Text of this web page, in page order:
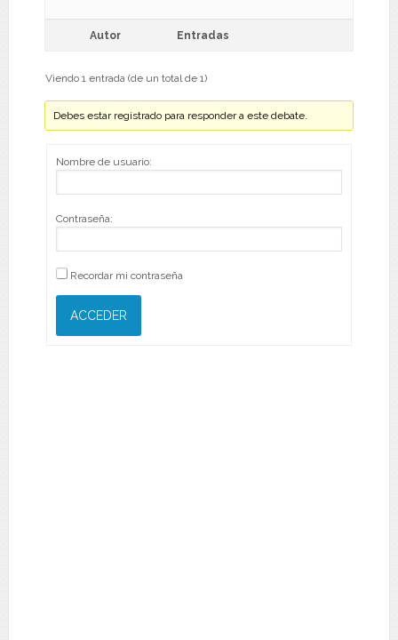
Autor Entradas
Viendo 1 entrada (de un total de 1)
Debes estar registrado para responder a este debate.
Nombre de usuario:
Contraseña:
Recordar mi contraseña
ACCEDER